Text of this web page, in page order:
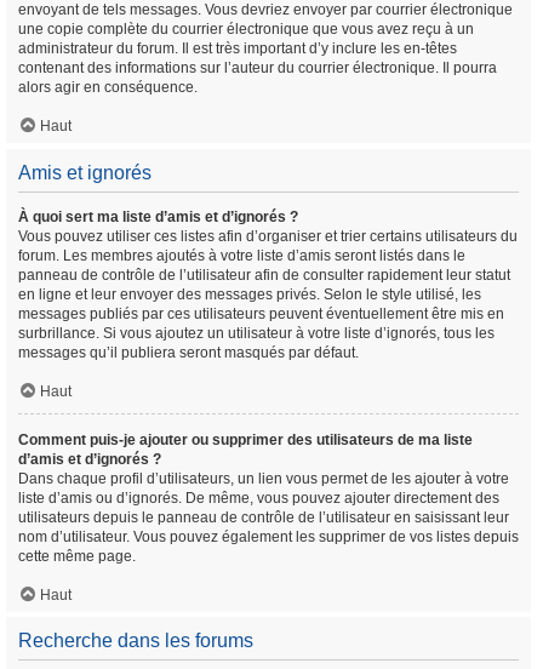
envoyant de tels messages. Vous devriez envoyer par courrier électronique
une copie complète du courrier électronique que vous avez reçu à un
administrateur du forum. Il est très important d’y inclure les en-têtes
contenant des informations sur l’auteur du courrier électronique. Il pourra
alors agir en conséquence.
Haut
Amis et ignorés
À quoi sert ma liste d’amis et d’ignorés ?
Vous pouvez utiliser ces listes afin d’organiser et trier certains utilisateurs du
forum. Les membres ajoutés à votre liste d’amis seront listés dans le
panneau de contrôle de l’utilisateur afin de consulter rapidement leur statut
en ligne et leur envoyer des messages privés. Selon le style utilisé, les
messages publiés par ces utilisateurs peuvent éventuellement être mis en
surbrillance. Si vous ajoutez un utilisateur à votre liste d’ignorés, tous les
messages qu’il publiera seront masqués par défaut.
Haut
Comment puis-je ajouter ou supprimer des utilisateurs de ma liste
d’amis et d’ignorés ?
Dans chaque profil d’utilisateurs, un lien vous permet de les ajouter à votre
liste d’amis ou d’ignorés. De même, vous pouvez ajouter directement des
utilisateurs depuis le panneau de contrôle de l’utilisateur en saisissant leur
nom d’utilisateur. Vous pouvez également les supprimer de vos listes depuis
cette même page.
Haut
Recherche dans les forums